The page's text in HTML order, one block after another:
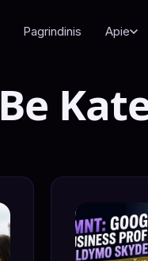
Pagrindinis Apie
Be